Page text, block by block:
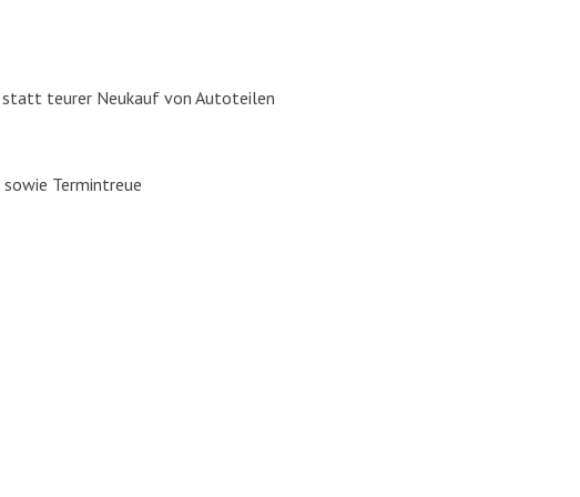
statt teu­rer Neu­kauf von Auto­tei­len
Ter­min­treue
Auto­glas Repa­ra­tur / Aus­tausch und Fahr­zeug­la­ckie­rung in Pul­heim. Mit
aus einer Hand. Wir freu­en uns auf Ihren
Dei­ne Bewer­bung auf fol­gen­de Posi­tio­nen: